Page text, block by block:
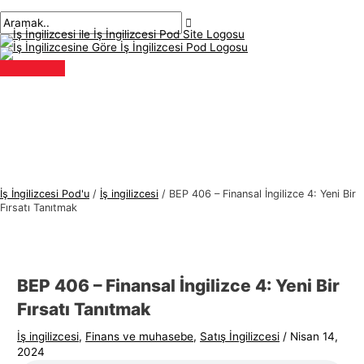
atla
menü
İş İngilizcesi Pod'u / İş ingilizcesi / BEP 406 – Finansal İngilizce 4: Yeni Bir
Fırsatı Tanıtmak
BEP 406 – Finansal İngilizce 4: Yeni Bir
Fırsatı Tanıtmak
İş ingilizcesi, Finans ve muhasebe, Satış İngilizcesi / Nisan 14,
2024
gönderisi
yaz..
posta*
İ
ş
İ
n
c
K
o
n
A
r
a
m